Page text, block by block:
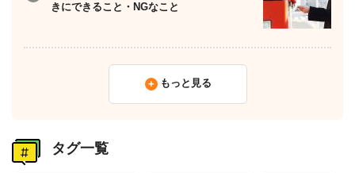
きにできること・NGなこと
もっと見る
タグ一覧